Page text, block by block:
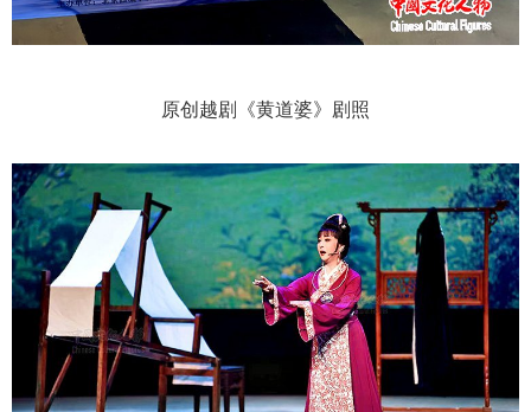
原创越剧《黄道婆》剧照